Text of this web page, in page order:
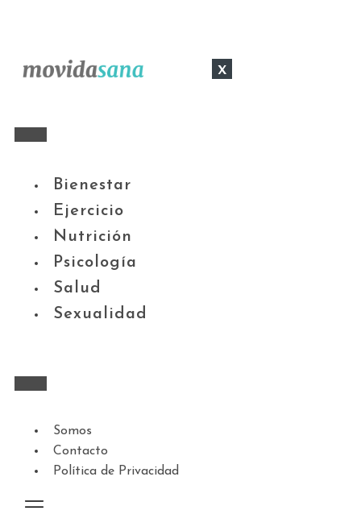
x
Bienestar
Ejercicio
Nutrición
Psicología
Salud
Sexualidad
Somos
Contacto
Política de Privacidad